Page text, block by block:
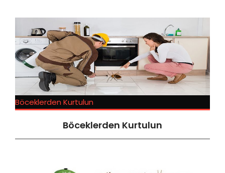
Böceklerden Kurtulun
Böceklerden Kurtulun